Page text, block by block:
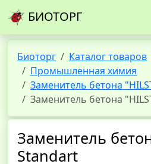
БИОТОРГ
Биоторг
Каталог товаров
Промышленная химия
Заменитель бетона
Заменитель бетона
Заменитель
Standart